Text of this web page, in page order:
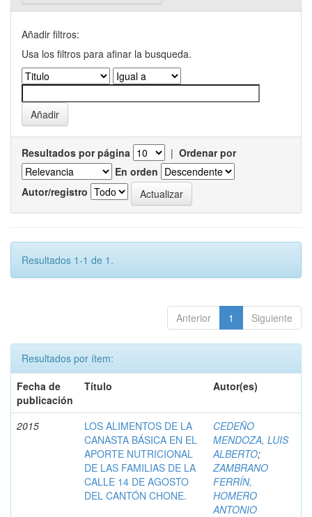
Añadir filtros:
Usa los filtros para afinar la busqueda.
Resultados por página | Ordenar por
En orden
Autor/registro
Resultados 1-1 de 1.
Anterior 1 Siguiente
Resultados por ítem:
Fecha de
publicación
Título Autor(es)
2015
LOS ALIMENTOS DE LA
CANASTA BÁSICA EN EL
APORTE NUTRICIONAL
DE LAS FAMILIAS DE LA
CALLE 14 DE AGOSTO
DEL CANTÓN CHONE.
CEDEÑO
MENDOZA, LUIS
ALBERTO;
ZAMBRANO
FERRÍN,
HOMERO
ANTONIO